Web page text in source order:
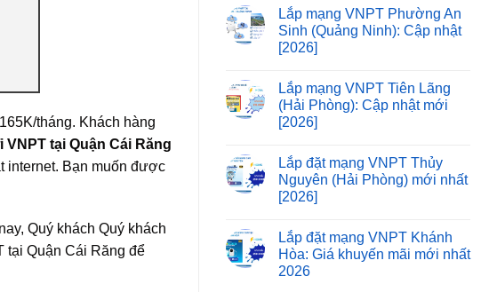
tháng. Khách hàng
VNPT tại Quận Cái Răng
internet. Bạn muốn được
Quý khách Quý khách
tại Quận Cái Răng để
Lắp mạng VNPT Phường An
Sinh (Quảng Ninh): Cập nhật
[2026]
Lắp mạng VNPT Tiên Lãng
(Hải Phòng): Cập nhật mới
[2026]
Lắp đặt mạng VNPT Thủy
Nguyên (Hải Phòng) mới nhất
[2026]
Lắp đặt mạng VNPT Khánh
Hòa: Giá khuyến mãi mới nhất
2026